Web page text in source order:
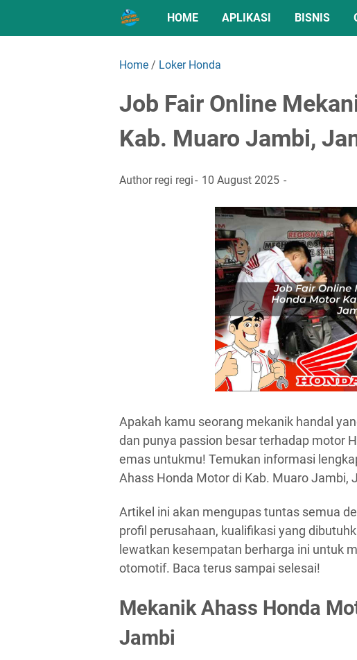
HOME APLIKASI BISNIS
Home / Loker Honda
Job Fair Online
Kab. Muaro Jambi,
Author regi regi 10 August 2025
Apakah kamu seorang mekanik handal
dan punya passion besar terhadap motor
emas untukmu! Temukan informasi
Ahass Honda Motor di Kab. Muaro Jambi,
Artikel ini akan mengupas tuntas semua
profil perusahaan, kualifikasi yang
lewatkan kesempatan berharga ini untuk
otomotif. Baca terus sampai selesai!
Mekanik Ahass Honda
Jambi